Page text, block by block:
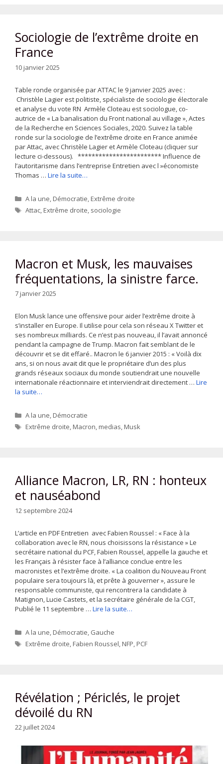
Sociologie de l’extrême droite en
France
10 janvier 2025
Table ronde organisée par ATTAC le 9 janvier 2025 avec :
Christèle Lagier est politiste, spécialiste de sociologie électorale
et analyse du vote RN Armèle Cloteau est sociologue, co-
autrice de « La banalisation du Front national au village », Actes
de la Recherche en Sciences Sociales, 2020. Suivez la table
ronde sur la sociologie de l’extrême droite en France animée
par Attac, avec Christèle Lagier et Armèle Cloteau (cliquer sur
lecture ci-dessous). ************************ Influence de
l’autoritarisme dans l’entreprise Entretien avec l »économiste
Thomas … Lire la suite…
Catégories
A la une,Démocratie,Extrême droite
Étiquettes
Attac,Extrême droite, sociologie
Macron et Musk, les mauvaises
fréquentations, la sinistre farce.
7 janvier 2025
Elon Musk lance une offensive pour aider l’extrême droite à
s’installer en Europe. Il utilise pour cela son réseau X Twitter et
ses nombreux milliards. Ce n’est pas nouveau, il l’avait annoncé
pendant la campagne de Trump. Macron fait semblant de le
découvrir et se dit effaré.. Macron le 6 janvier 2015 : « Voilà dix
ans, si on nous avait dit que le propriétaire d’un des plus
grands réseaux sociaux du monde soutiendrait une nouvelle
internationale réactionnaire et interviendrait directement … Lire
la suite…
Catégories
A la une,Démocratie
Étiquettes
Extrême droite,Macron,medias,Musk
Alliance Macron, LR, RN : honteux
et nauséabond
12 septembre 2024
L’article en PDF Entretien avec Fabien Roussel : « Face à la
collaboration avec le RN, nous choisissons la résistance » Le
secrétaire national du PCF, Fabien Roussel, appelle la gauche et
les Français à résister face à l’alliance conclue entre les
macronistes et l’extrême droite. « La coalition du Nouveau Front
populaire sera toujours là, et prête à gouverner », assure le
responsable communiste, qui rencontrera la candidate à
Matignon, Lucie Castets, et la secrétaire générale de la CGT,
Publié le 11 septembre … Lire la suite…
Catégories
A la une,Démocratie, Gauche
Étiquettes
Extrême droite,Fabien Roussel,NFP,PCF
Révélation ; Périclés, le projet
dévoilé du RN
22 juillet 2024